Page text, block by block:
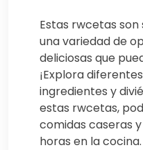
Estas rwcetas
una variedad de
deliciosas que
¡Explora
ingredientes y
estas rwcetas,
comidas caseras
horas en la cocina.